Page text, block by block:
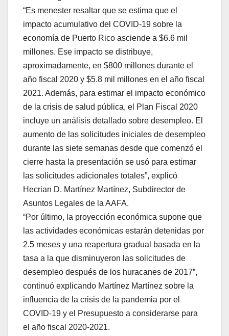
“Es menester resaltar que se estima que el
impacto acumulativo del COVID-19 sobre la
economía de Puerto Rico asciende a $6.6 mil
millones. Ese impacto se distribuye,
aproximadamente, en $800 millones durante el
año fiscal 2020 y $5.8 mil millones en el año fiscal
2021. Además, para estimar el impacto económico
de la crisis de salud pública, el Plan Fiscal 2020
incluye un análisis detallado sobre desempleo. El
aumento de las solicitudes iniciales de desempleo
durante las siete semanas desde que comenzó el
cierre hasta la presentación se usó para estimar
las solicitudes adicionales totales”, explicó
Hecrian D. Martínez Martínez, Subdirector de
Asuntos Legales de la AAFA.
“Por último, la proyección económica supone que
las actividades económicas estarán detenidas por
2.5 meses y una reapertura gradual basada en la
tasa a la que disminuyeron las solicitudes de
desempleo después de los huracanes de 2017”,
continuó explicando Martínez Martínez sobre la
influencia de la crisis de la pandemia por el
COVID-19 y el Presupuesto a considerarse para
el año fiscal 2020-2021.